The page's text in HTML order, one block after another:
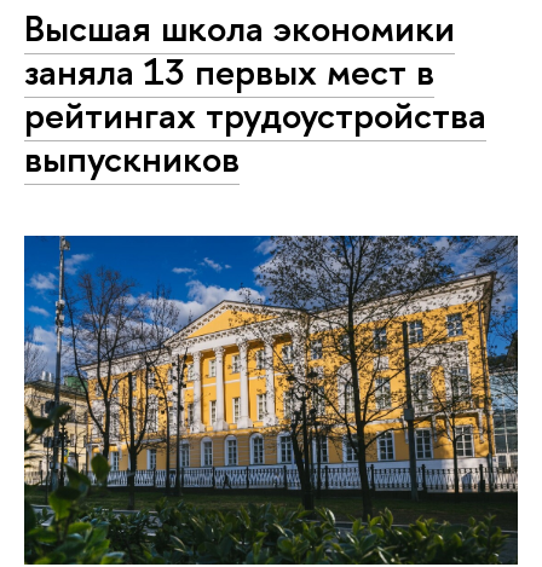
Высшая школа экономики
заняла 13 первых мест в
рейтингах трудоустройства
выпускников